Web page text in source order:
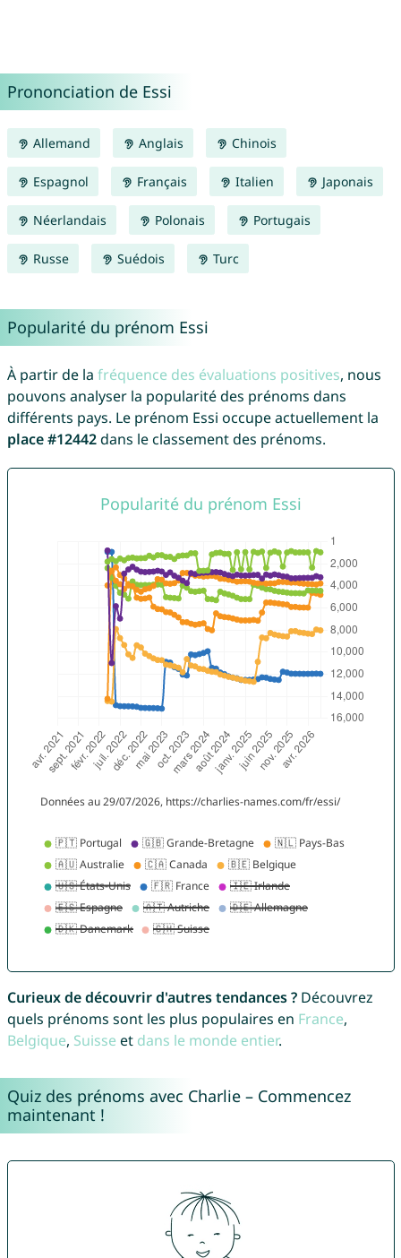
Prononciation de Essi
Allemand Anglais Chinois
Espagnol Français Italien Japonais
Néerlandais Polonais Portugais
Russe Suédois Turc
Popularité du prénom Essi
À partir de la fréquence des évaluations positives, nous
pouvons analyser la popularité des prénoms dans
différents pays. Le prénom Essi occupe actuellement la
place #12442dans le classement des prénoms.
Curieux de découvrir d'autres tendances ?Découvrez
quels prénoms sont les plus populaires en France,
Belgique, Suisse et dans le monde entier.
Quiz des prénoms avec Charlie – Commencez
maintenant !